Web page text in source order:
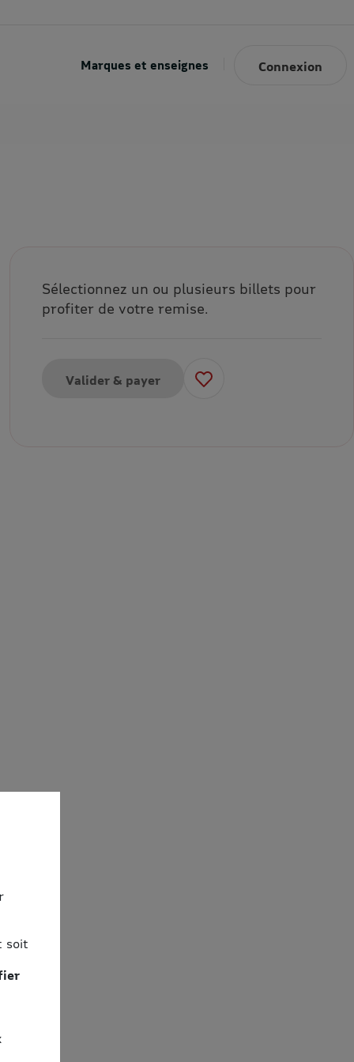
Marques et enseignes Connexion
Sélectionnez un ou plusieurs billets pour
profiter de votre remise.
Valider & payer
soit